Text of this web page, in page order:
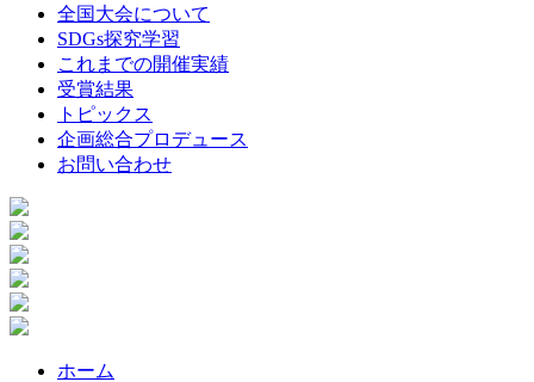
全国大会について
SDGs探究学習
これまでの開催実績
受賞結果
トピックス
企画総合プロデュース
お問い合わせ
ホーム